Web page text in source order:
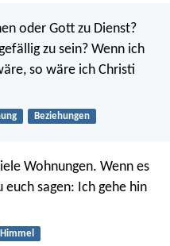
oder Gott zu Dienst?
zu sein? Wenn ich
so wäre ich Christi
Beziehungen
Wohnungen. Wenn es
sagen: Ich gehe hin
Himmel